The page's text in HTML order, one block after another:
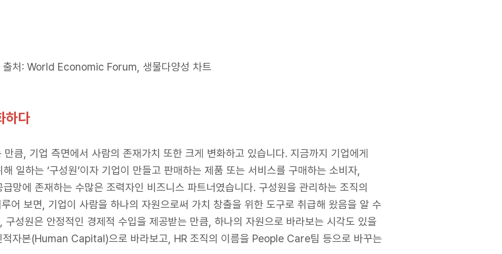
출처: World Economic Forum, 생물다양성 차트
하다
큼, 기업 측면에서 사람의 존재가치 또한 크게 변화하고 있습니다. 지금까지 기업에게
일하는 ‘구성원’이자 기업이 만들고 판매하는 제품 또는 서비스를 구매하는 소비자,
망에 존재하는 수많은 조력자인 비즈니스 파트너였습니다. 구성원을 관리하는 조직의
어 보면, 기업이 사람을 하나의 자원으로써 가치 창출을 위한 도구로 취급해 왔음을 알 수
성원은 안정적인 경제적 수입을 제공받는 만큼, 하나의 자원으로 바라보는 시각도 있을
적자본(Human Capital)으로 바라보고, HR 조직의 이름을 People Care팀 등으로 바꾸는